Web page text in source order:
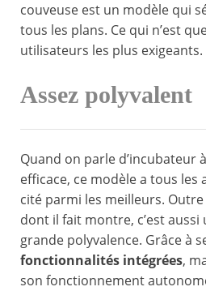
couveuse est un modèle qui
tous les plans. Ce qui n’est
utilisateurs les plus exigeants.
Assez polyvalent
Quand on parle
efficace, ce modèle a tous
cité parmi les meilleurs.
dont il fait montre, c’est aussi
grande polyvalence. Grâce à
fonctionnalités intégrées,
son fonctionnement